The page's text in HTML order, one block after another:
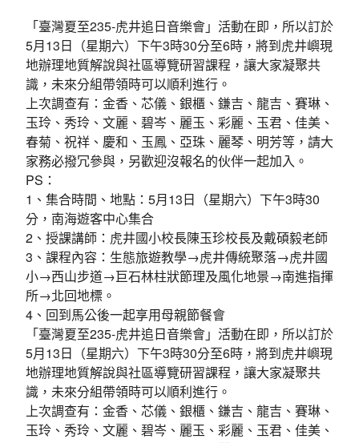
環境教育網 行政資訊網
RSS 臉書粉絲團
首長信箱 English
日本語 Tiếng Việt
「臺灣夏至235-虎井追日音樂會」活動在即，所以訂於
5月13日（星期六）下午3時30分至6時，將到虎井嶼現
地辦理地質解說與社區導覽研習課程，讓大家凝聚共
識，未來分組帶領時可以順利進行。
上次調查有：金香、芯儀、銀櫃、鎌吉、龍吉、賽琳、
玉玲、秀玲、文麗、碧岑、麗玉、彩麗、玉君、佳美、
春菊、祝祥、慶和、玉鳳、亞珠、麗琴、明芳等，請大
家務必撥冗參與，另歡迎沒報名的伙伴一起加入。
PS：
1、集合時間、地點：5月13日（星期六）下午3時30
分，南海遊客中心集合
2、授課講師：虎井國小校長陳玉珍校長及戴碩毅老師
3、課程內容：生態旅遊教學→虎井傳統聚落→虎井國
小→西山步道→巨石林柱狀節理及風化地景→南進指揮
所→北回地標。
4、回到馬公後一起享用母親節餐會
「臺灣夏至235-虎井追日音樂會」活動在即，所以訂於
5月13日（星期六）下午3時30分至6時，將到虎井嶼現
地辦理地質解說與社區導覽研習課程，讓大家凝聚共
識，未來分組帶領時可以順利進行。
上次調查有：金香、芯儀、銀櫃、鎌吉、龍吉、賽琳、
玉玲、秀玲、文麗、碧岑、麗玉、彩麗、玉君、佳美、